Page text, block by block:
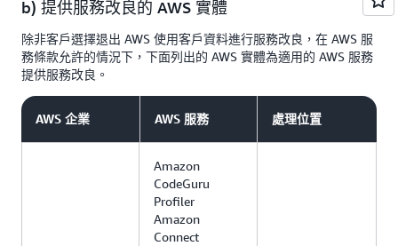
b) 提供服務改良的 AWS 實體
除非客戶選擇退出 AWS 使用客戶資料進行服務改良，在 AWS 服
務條款允許的情況下，下面列出的 AWS 實體為適用的 AWS 服務
提供服務改良。
AWS 企業 AWS 服務 處理位置
Amazon
CodeGuru
Profiler
Amazon
Connect